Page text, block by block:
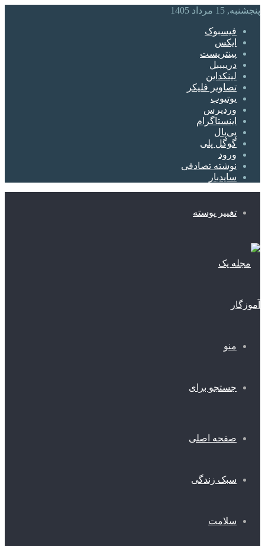
پنجشنبه, 15 مرداد 1405
فیسبوک
ایکس
پینتریست
دریبببل
لینکداین
تصاویر فلیکر
یوتیوب
وردپرس
اینستاگرام
پی‌پال
گوگل پلی
ورود
نوشته تصادفی
سایدبار
تغییر پوسته
منو
جستجو برای
صفحه اصلی
سبک زندگی
سلامت